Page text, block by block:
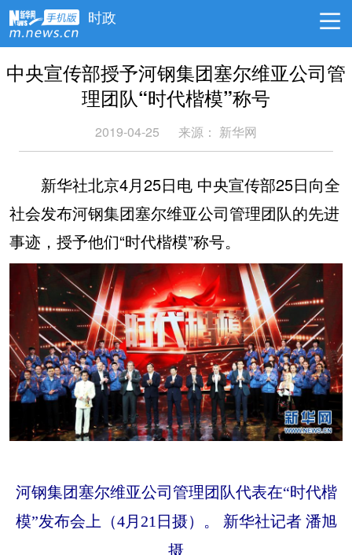
时政
中央宣传部授予河钢集团塞尔维亚公司管
理团队“时代楷模”称号
2019-04-25 来源： 新华网
新华社北京4月25日电 中央宣传部25日向全
社会发布河钢集团塞尔维亚公司管理团队的先进
事迹，授予他们“时代楷模”称号。
河钢集团塞尔维亚公司管理团队代表在“时代楷
模”发布会上（4月21日摄）。 新华社记者 潘旭
摄